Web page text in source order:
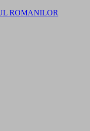
ROMANILOR